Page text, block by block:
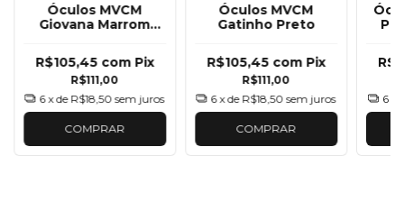
Óculos MVCM
Giovana Marrom
R$111,00
R$105,45 com Pix
6 x de R$18,50 sem juros
COMPRAR
Óculos MVCM
Gatinho Preto
R$111,00
R$105,45 com Pix
6 x de R$18,50 sem juros
COMPRAR
6